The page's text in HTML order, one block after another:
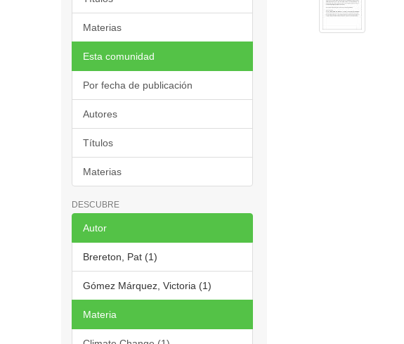
Materias
Esta comunidad
Por fecha de publicación
Autores
Títulos
Materias
DESCUBRE
Autor
Brereton, Pat (1)
Gómez Márquez, Victoria (1)
Materia